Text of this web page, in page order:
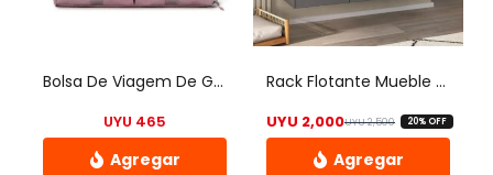
se
elegir
en
la
página
se
pueden
elegir
la
página
Bolsa De Viagem De Grande Capacidade, Anti-respingos E Resis Color Rosa
UYU 465
Rack Flotante Mueble Aereo En Mdp 3 Puertas – Calidad – Uh
UYU2,500El precio
UYU 2,000 El precio
20% OFF